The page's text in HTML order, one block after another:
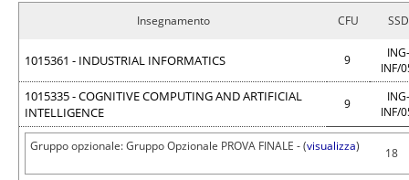
Insegnamento CFU SSD
1015361 - INDUSTRIAL INFORMATICS 9
ING-
INF/
1015335 - COGNITIVE COMPUTING AND ARTIFICIAL
INTELLIGENCE
9
ING-
INF/
Gruppo opzionale: Gruppo Opzionale PROVA FINALE - (visualizza) 18